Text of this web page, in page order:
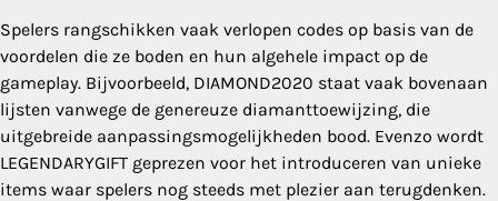
Spelers rangschikken vaak verlopen codes op basis van de
voordelen die ze boden en hun algehele impact op de
gameplay. Bijvoorbeeld, DIAMOND2020 staat vaak bovenaan
lijsten vanwege de genereuze diamanttoewijzing, die
uitgebreide aanpassingsmogelijkheden bood. Evenzo wordt
LEGENDARYGIFT geprezen voor het introduceren van unieke
items waar spelers nog steeds met plezier aan terugdenken.